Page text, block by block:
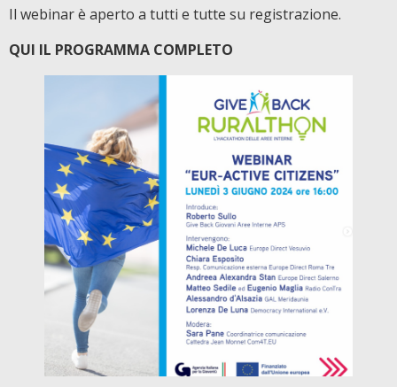
Il webinar è aperto a tutti e tutte su registrazione.
QUI IL PROGRAMMA COMPLETO